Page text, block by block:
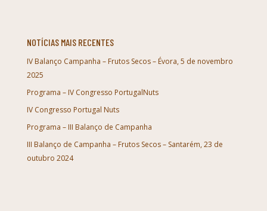
NOTÍCIAS MAIS RECENTES
IV Balanço Campanha – Frutos Secos – Évora, 5 de novembro
2025
Programa – IV Congresso PortugalNuts
IV Congresso Portugal Nuts
Programa – III Balanço de Campanha
III Balanço de Campanha – Frutos Secos – Santarém, 23 de
outubro 2024